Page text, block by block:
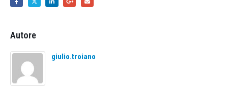
Autore
giulio.troiano